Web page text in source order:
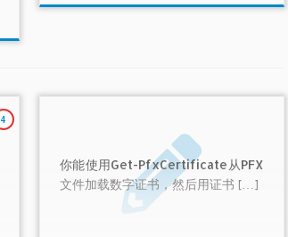
4
你能使用Get-PfxCertificate从PFX
文件加载数字证书，然后用证书 […]